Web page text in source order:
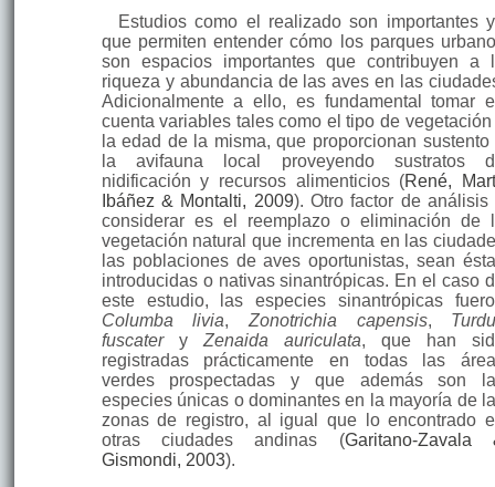
Estudios como el realizado son importantes
que permiten entender cómo los parques
son espacios importantes que contribuyen a
riqueza y abundancia de las aves en las
Adicionalmente a ello, es fundamental tomar
cuenta variables tales como el tipo de vegetación
la edad de la misma, que proporcionan sustento
la avifauna local proveyendo sustratos
nidificación y recursos alimenticios (René,
Ibáñez & Montalti, 2009). Otro factor de análisis
considerar es el reemplazo o eliminación de
vegetación natural que incrementa en las
las poblaciones de aves oportunistas, sean
introducidas o nativas sinantrópicas. En el caso
este estudio, las especies sinantrópicas
Columba livia, Zonotrichia capensis,
fuscater y Zenaida auriculata, que han
registradas prácticamente en todas las
verdes prospectadas y que además son
especies únicas o dominantes en la mayoría de
zonas de registro, al igual que lo encontrado
otras ciudades andinas (Garitano-Zavala
Gismondi, 2003).